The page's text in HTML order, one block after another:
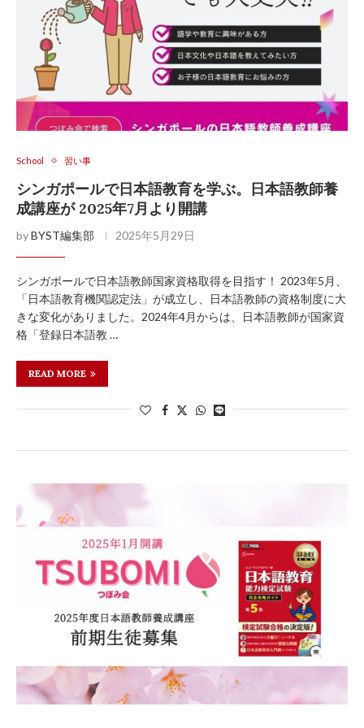
School 習い事
シンガポールで日本語教育を学ぶ。日本語教師養
成講座が 2025年7月より開講
byBYST編集部 2025年5月29日
シンガポールで日本語教師国家資格取得を目指す！ 2023年5月、
「日本語教育機関認定法」が成立し、日本語教師の資格制度に大
きな変化がありました。2024年4月からは、日本語教師が国家資
格「登録日本語教 …
READ MORE